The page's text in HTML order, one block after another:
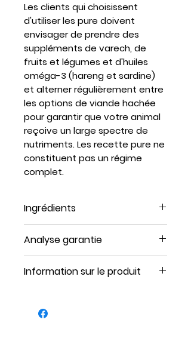
Les clients qui choisissent
d'utiliser les pure doivent
envisager de prendre des
suppléments de varech, de
fruits et légumes et d'huiles
oméga-3 (hareng et sardine)
et alterner régulièrement entre
les options de viande hachée
pour garantir que votre animal
reçoive un large spectre de
nutriments. Les recette pure ne
constituent pas un régime
complet.
Ingrédients
bœuf (foie, cœur, rein).
Analyse garantie
Analyse garantie
Protéine brute
Information sur le produit
Portion : 1lbs
Unités : 16 un